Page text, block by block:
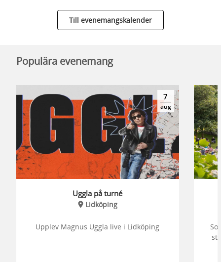
Till evenemangskalender
Populära evenemang
7
aug
Uggla på turné
Lidköping
Upplev Magnus Uggla live i Lidköping